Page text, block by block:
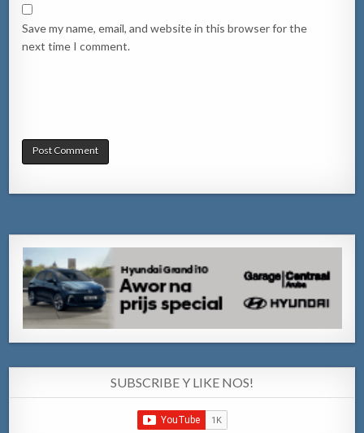
Save my name, email, and website in this browser for the
next time I comment.
SUBSCRIBE Y LIKE NOS!